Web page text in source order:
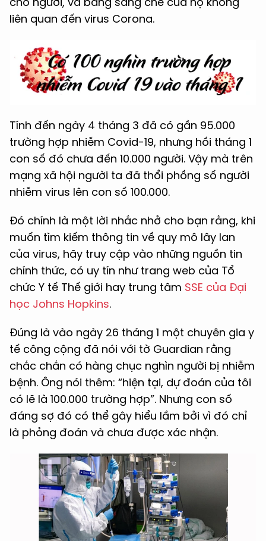
liên quan đến virus Corona.
Tính đến ngày 4 tháng 3 đã có gần 95.000
trường hợp nhiễm Covid-19, nhưng hồi tháng 1
con số đó chưa đến 10.000 người. Vậy mà trên
mạng xã hội người ta đã thổi phồng số người
nhiễm virus lên con số 100.000.
Đó chính là một lời nhắc nhở cho bạn rằng, khi
muốn tìm kiếm thông tin về quy mô lây lan
của virus, hãy truy cập vào những nguồn tin
chính thức, có uy tín như trang web của Tổ
chức Y tế Thế giới hay trung tâm SSE của Đại
học Johns Hopkins.
Đúng là vào ngày 26 tháng 1 một chuyên gia y
tế công cộng đã nói với tờ Guardian rằng
chắc chắn có hàng chục nghìn người bị nhiễm
bệnh. Ông nói thêm: “hiện tại, dự đoán của tôi
có lẽ là 100.000 trường hợp”. Nhưng con số
đáng sợ đó có thể gây hiểu lầm bởi vì đó chỉ
là phỏng đoán và chưa được xác nhận.